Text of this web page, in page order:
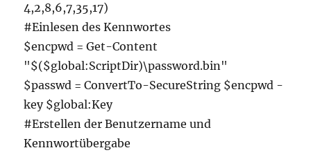
4,2,8,6,7,35,17)
#Einlesen des Kennwortes
$encpwd = Get-Content
"$($global:ScriptDir)\password.bin"
$passwd = ConvertTo-SecureString $encpwd -
key $global:Key
#Erstellen der Benutzername und
Kennwortübergabe